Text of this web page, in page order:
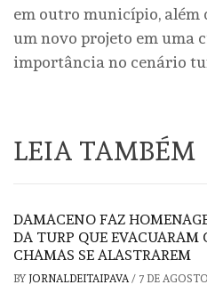
em outro município, além
um novo projeto em uma
importância no cenário
LEIA TAMBÉM
DAMACENO FAZ
DA TURP QUE EVACUARAM
CHAMAS SE ALASTRAREM
BY JORNALDEITAIPAVA / 7 DE